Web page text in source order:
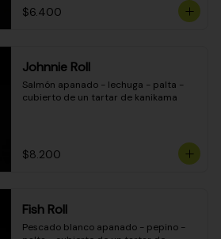
$6.400
Johnnie Roll
Salmón apanado - lechuga - palta -
cubierto de un tartar de kanikama
$8.200
Fish Roll
Pescado blanco apanado - pepino -